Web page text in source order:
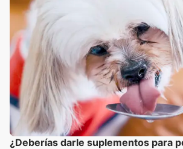
¿Deberías darle suplementos para